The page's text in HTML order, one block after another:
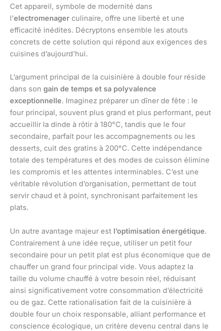
Cet appareil, symbole de modernité dans
l’electromenager culinaire, offre une liberté et une
efficacité inédites. Décryptons ensemble les atouts
concrets de cette solution qui répond aux exigences des
cuisines d’aujourd’hui.
L’argument principal de la cuisinière à double four réside
dans son gain de temps et sa polyvalence
exceptionnelle. Imaginez préparer un dîner de fête : le
four principal, souvent plus grand et plus performant, peut
accueillir la dinde à rôtir à 180°C, tandis que le four
secondaire, parfait pour les accompagnements ou les
desserts, cuit des gratins à 200°C. Cette indépendance
totale des températures et des modes de cuisson élimine
les compromis et les attentes interminables. C’est une
véritable révolution d’organisation, permettant de tout
servir chaud et à point, synchronisant parfaitement les
plats.
Un autre avantage majeur est l’optimisation énergétique.
Contrairement à une idée reçue, utiliser un petit four
secondaire pour un petit plat est plus économique que de
chauffer un grand four principal vide. Vous adaptez la
taille du volume chauffé à votre besoin réel, réduisant
ainsi significativement votre consommation d’électricité
ou de gaz. Cette rationalisation fait de la cuisinière à
double four un choix responsable, alliant performance et
conscience écologique, un critère devenu central dans le